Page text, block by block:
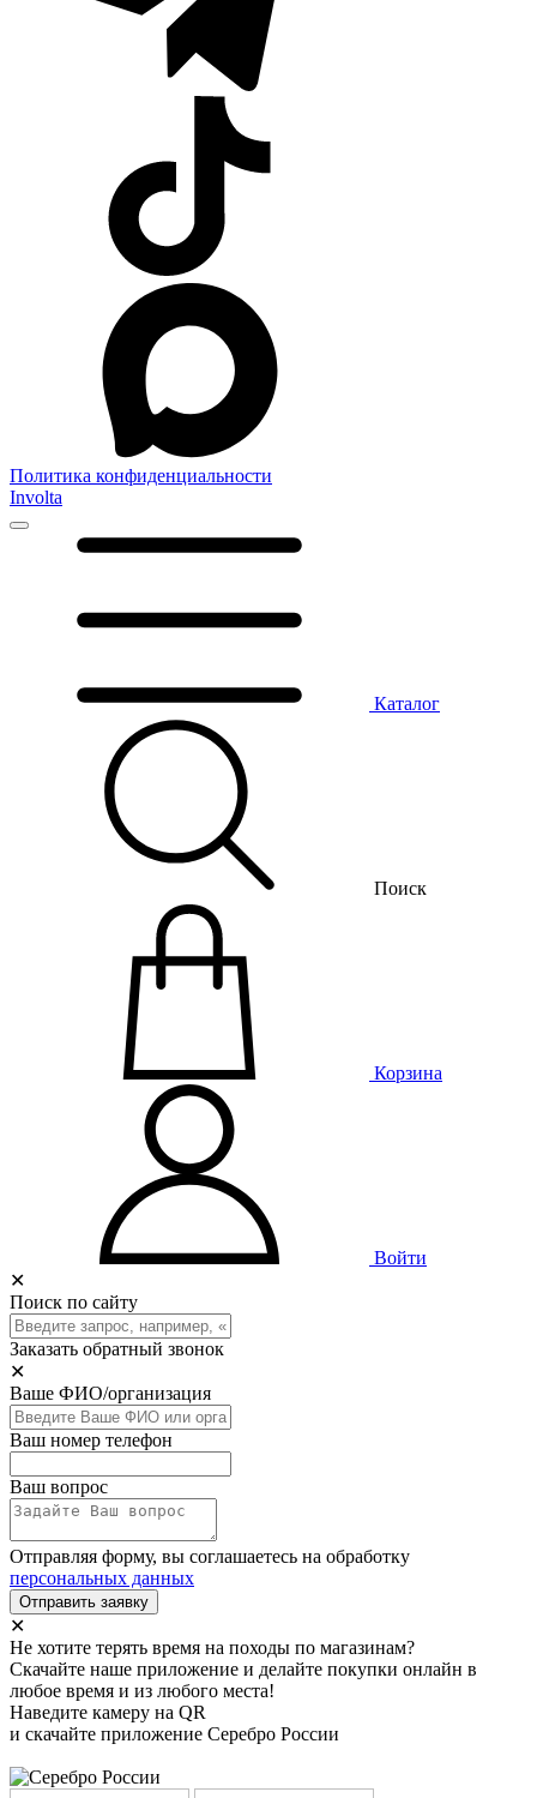
Политика конфиденциальности
Involta
Каталог
Поиск
Корзина
Войти
✕
Поиск по сайту
Заказать обратный звонок
✕
Ваше ФИО/организация
Ваш номер телефон
Ваш вопрос
Отправляя форму, вы соглашаетесь на обработку
персональных данных
Отправить заявку
✕
Не хотите терять время на походы по магазинам?
Скачайте наше приложение и делайте покупки онлайн в
любое время и из любого места!
Наведите камеру на QR
и скачайте приложение Серебро России